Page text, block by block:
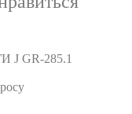
J GR-285.1